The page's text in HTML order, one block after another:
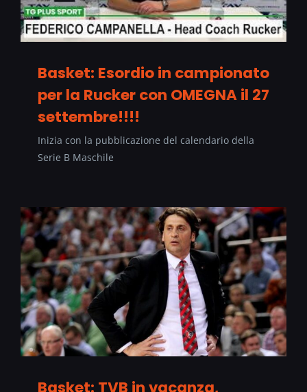
Basket: Esordio in campionato
per la Rucker con OMEGNA il 27
settembre!!!!
Inizia con la pubblicazione del calendario della
Serie B Maschile
Basket: TVB in vacanza,